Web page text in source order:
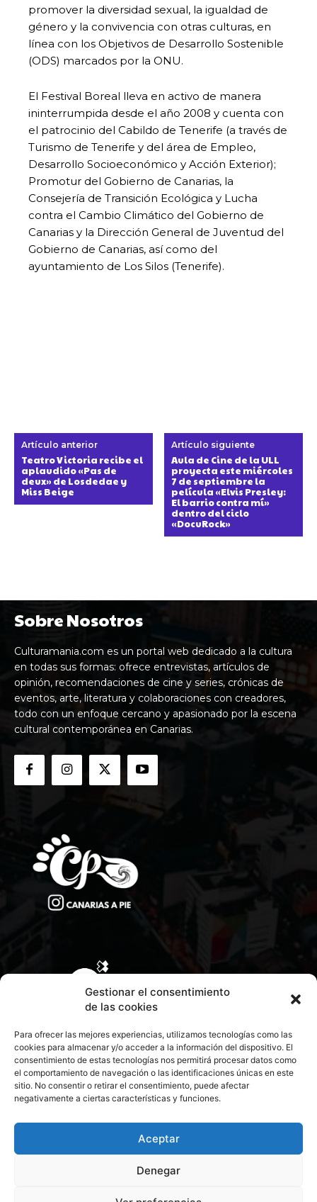
Gestionar el consentimiento
de las cookies
Para ofrecer las mejores experiencias, utilizamos tecnologías como las
cookies para almacenar y/o acceder a la información del dispositivo. El
consentimiento de estas tecnologías nos permitirá procesar datos como
el comportamiento de navegación o las identificaciones únicas en este
sitio. No consentir o retirar el consentimiento, puede afectar
negativamente a ciertas características y funciones.
Aceptar
Denegar
promover la diversidad sexual, la igualdad de
género y la convivencia con otras culturas, en
línea con los Objetivos de Desarrollo Sostenible
(ODS) marcados por la ONU.
El Festival Boreal lleva en activo de manera
ininterrumpida desde el año 2008 y cuenta con
el patrocinio del Cabildo de Tenerife (a través de
Turismo de Tenerife y del área de Empleo,
Desarrollo Socioeconómico y Acción Exterior);
Promotur del Gobierno de Canarias, la
Consejería de Transición Ecológica y Lucha
contra el Cambio Climático del Gobierno de
Canarias y la Dirección General de Juventud del
Gobierno de Canarias, así como del
ayuntamiento de Los Silos (Tenerife).
Artículo anterior
Teatro Victoria recibe el
aplaudido «Pas de
deux» de Losdedae y
Miss Beige
Artículo siguiente
Aula de Cine de la ULL
proyecta este miércoles
7 de septiembre la
película «Elvis Presley:
El barrio contra mí»
dentro del ciclo
«DocuRock»
Sobre Nosotros
Culturamania.com es un portal web dedicado a la cultura
en todas sus formas: ofrece entrevistas, artículos de
opinión, recomendaciones de cine y series, crónicas de
eventos, arte, literatura y colaboraciones con creadores,
todo con un enfoque cercano y apasionado por la escena
cultural contemporánea en Canarias.
CONTACTA CON NOSOTROS